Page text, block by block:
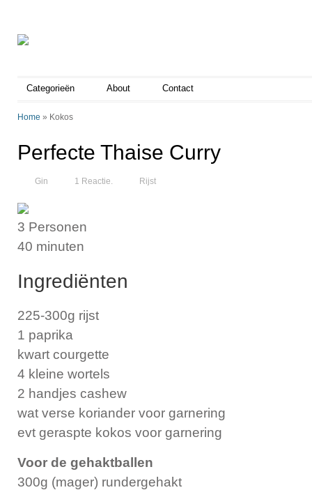
Categorieën About Contact
Home » Kokos
Perfecte Thaise Curry
Gin 1 Reactie. Rijst
3 Personen
40 minuten
Ingrediënten
225-300g rijst
1 paprika
kwart courgette
4 kleine wortels
2 handjes cashew
wat verse koriander voor garnering
evt geraspte kokos voor garnering
Voor de gehaktballen
300g (mager) rundergehakt